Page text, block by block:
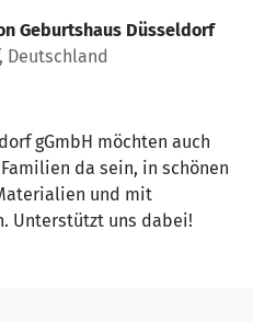
Geburtshaus Düsseldorf
Deutschland
gGmbH möchten auch
da sein, in schönen
und mit
Unterstützt uns dabei!